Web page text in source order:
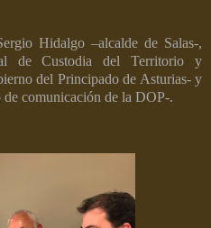
Hidalgo –alcalde de Salas-,
de Custodia del Territorio y
del Principado de Asturias- y
comunicación de la DOP-.